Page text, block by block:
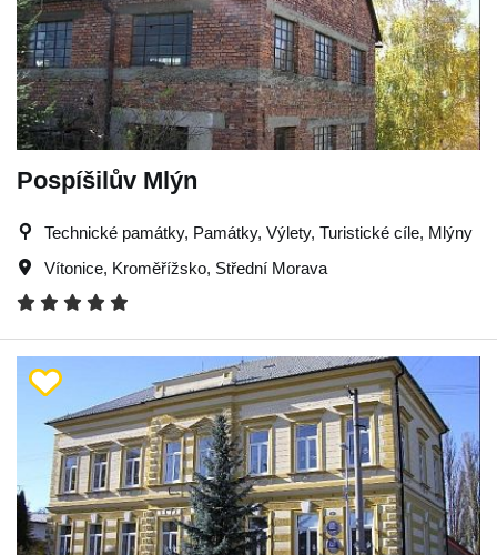
Pospíšilův Mlýn
Technické památky, Památky, Výlety, Turistické cíle, Mlýny
Vítonice, Kroměřížsko, Střední Morava